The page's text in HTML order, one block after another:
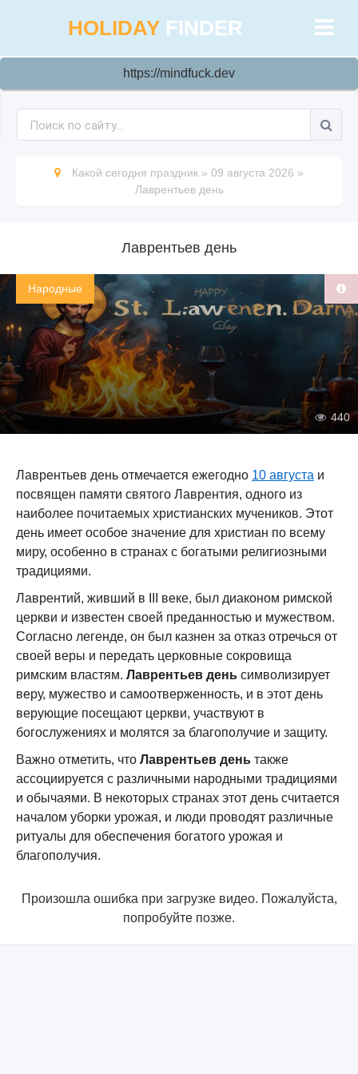
HOLIDAY FINDER
https://mindfuck.dev
Какой сегодня праздник » 09 августа 2026 »
Лаврентьев день
Лаврентьев день
Народные
440
Лаврентьев день отмечается ежегодно 10 августа и
посвящен памяти святого Лаврентия, одного из
наиболее почитаемых христианских мучеников. Этот
день имеет особое значение для христиан по всему
миру, особенно в странах с богатыми религиозными
традициями.
Лаврентий, живший в III веке, был диаконом римской
церкви и известен своей преданностью и мужеством.
Согласно легенде, он был казнен за отказ отречься от
своей веры и передать церковные сокровища
римским властям. Лаврентьев день символизирует
веру, мужество и самоотверженность, и в этот день
верующие посещают церкви, участвуют в
богослужениях и молятся за благополучие и защиту.
Важно отметить, что Лаврентьев день также
ассоциируется с различными народными традициями
и обычаями. В некоторых странах этот день считается
началом уборки урожая, и люди проводят различные
ритуалы для обеспечения богатого урожая и
благополучия.
Произошла ошибка при загрузке видео. Пожалуйста,
попробуйте позже.